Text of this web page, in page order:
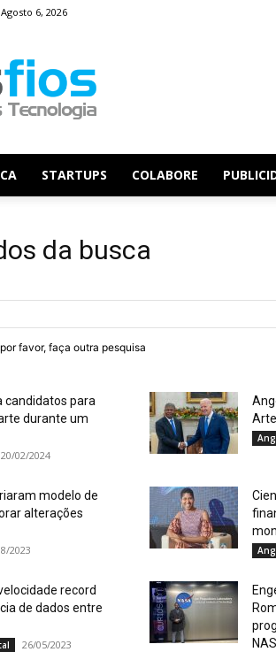
6, 2026
STARTUPS COLABORE
da busca
favor, faça outra pesquisa
candidatos para
durante um
20/02/2024
modelo de
alterações
2023
record
de dados entre
26/05/2023